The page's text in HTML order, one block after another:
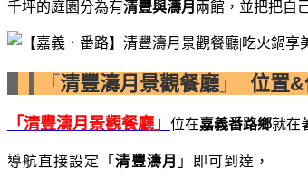
千坪的庭園分為有清豐與濤月 兩館，並把把自
「 清豐濤月景觀餐廳 」 位置
「清豐濤月景觀餐廳」 位在嘉義番路鄉就在
導航直接設定「清豐濤月 」即可到達，